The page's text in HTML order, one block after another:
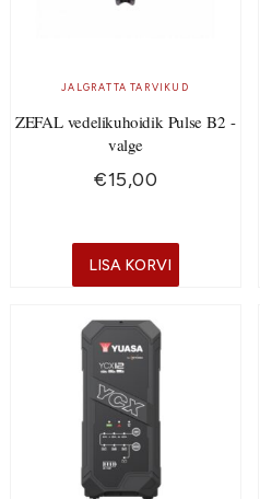
JALGRATTA TARVIKUD
ZEFAL vedelikuhoidik Pulse B2 -
valge
€15,00
LISA KORVI